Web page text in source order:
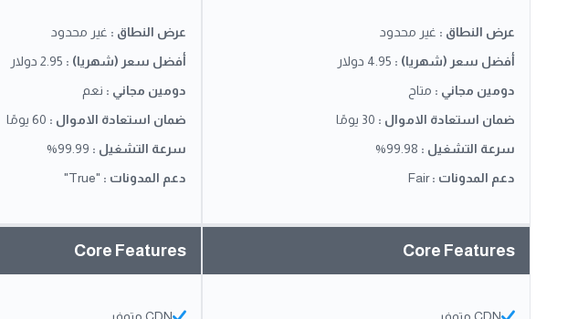
عرض النطاق : غير محدود
أفضل سعر (شهريا) : 4.95 دولار
دومين مجاني : متاح
ضمان استعادة الاموال : 30 يومًا
سرعة التشغيل :
99.98%
دعم المدونات :
Fair
عرض النطاق : غير محدود
أفضل سعر (شهريا) : 2.95 دولار
دومين مجاني : نعم
ضمان استعادة الاموال : 60 يومًا
سرعة التشغيل :
99.99%
دعم المدونات :
"True"
Core Features
Core Features